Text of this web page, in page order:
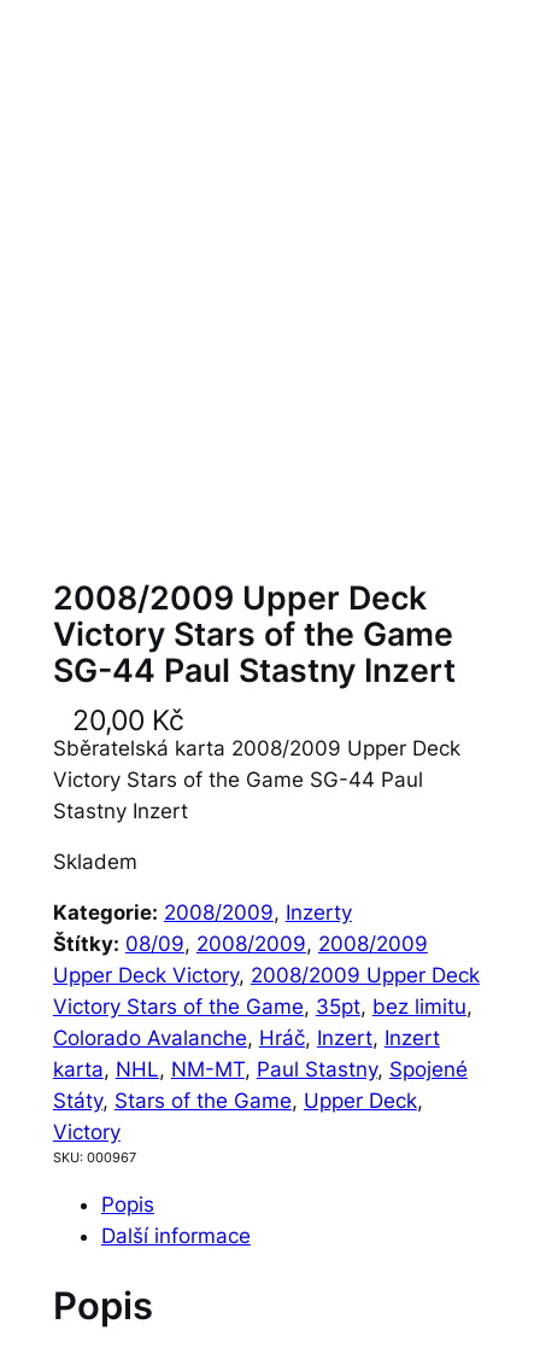
2008/2009 Upper Deck
Victory Stars of the Game
SG-44 Paul Stastny Inzert
20,00 Kč
Sběratelská karta 2008/2009 Upper Deck
Victory Stars of the Game SG-44 Paul
Stastny Inzert
Skladem
Kategorie: 2008/2009, Inzerty
Štítky: 08/09, 2008/2009, 2008/2009
Upper Deck Victory, 2008/2009 Upper Deck
Victory Stars of the Game, 35pt, bez limitu
Colorado Avalanche, Hráč, Inzert, Inzert
karta, NHL, NM-MT, Paul Stastny, Spojené
Státy, Stars of the Game, Upper Deck
Victory
SKU: 000967
Popis
Další informace
Popis